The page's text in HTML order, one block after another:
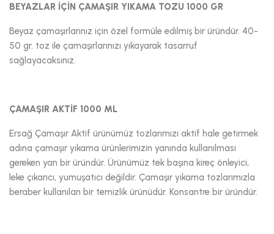
BEYAZLAR İÇİN ÇAMAŞIR YIKAMA TOZU 1000 GR
Beyaz çamaşırlarınız için özel formüle edilmiş bir üründür. 40-
50 gr. toz ile çamaşırlarınızı yıkayarak tasarruf
sağlayacaksınız.
ÇAMAŞIR AKTİF 1000 ML
Ersağ Çamaşır Aktif ürünümüz tozlarımızı aktif hale getirmek
adına çamaşır yıkama ürünlerimizin yanında kullanılması
gereken yan bir üründür. Ürünümüz tek başına kireç önleyici,
leke çıkarıcı, yumuşatıcı değildir. Çamaşır yıkama tozlarımızla
beraber kullanılan bir temizlik ürünüdür. Konsantre bir üründür.